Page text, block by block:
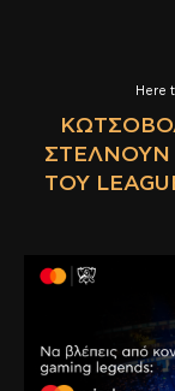
Here
ΣΤΈΛΝΟΥΝ
ΤΟΥ